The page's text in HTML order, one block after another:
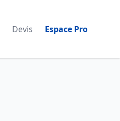
Devis Espace Pro